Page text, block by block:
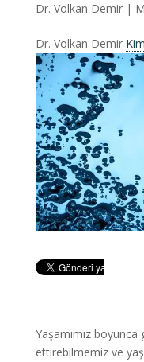
Dr. Volkan Demir|
Dr. Volkan Demir
Yaşamımız boyunca
ettirebilmemiz ve